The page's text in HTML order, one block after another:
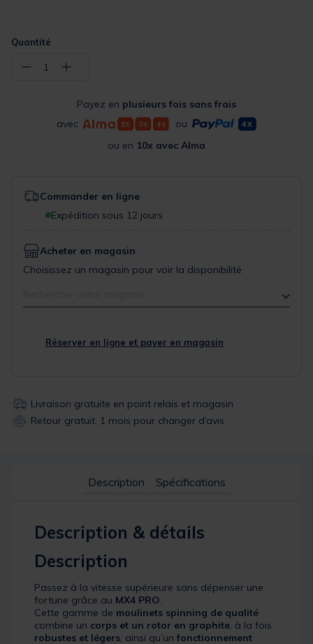
Quantité
− 1 +
Payez en plusieurs fois sans frais
avec
ou
ou en 10x avec Alma
Commander en ligne
Expédition sous 12 jours
Acheter en magasin
Choisissez un magasin pour voir la disponibilité
Réserver en ligne et payer en magasin
Livraison gratuite en point relais et magasin
Retour gratuit, 1 mois pour changer d’avis
Description Spécifications
Description & détails
Description
Passez à la vitesse supérieure sans dépenser une
fortune grâce au MX4 PRO.
Cette gamme de moulinets spinning de qualité
combine un corps et un rotor en graphite, à la fois
robustes et légers, ainsi qu’un fonctionnement